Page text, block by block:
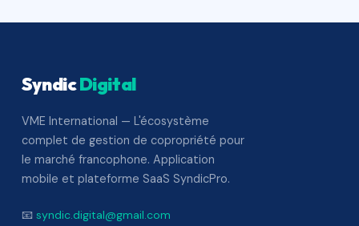
SyndicDigital
VME International — L'écosystème
complet de gestion de copropriété pour
le marché francophone. Application
mobile et plateforme SaaS SyndicPro.
📧 syndic.digital@gmail.com